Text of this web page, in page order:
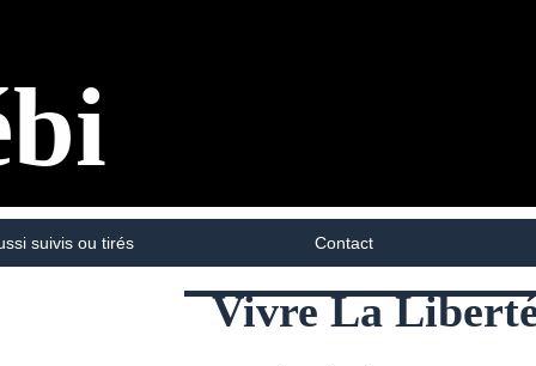
suivis ou tirés Contact
Vivre La